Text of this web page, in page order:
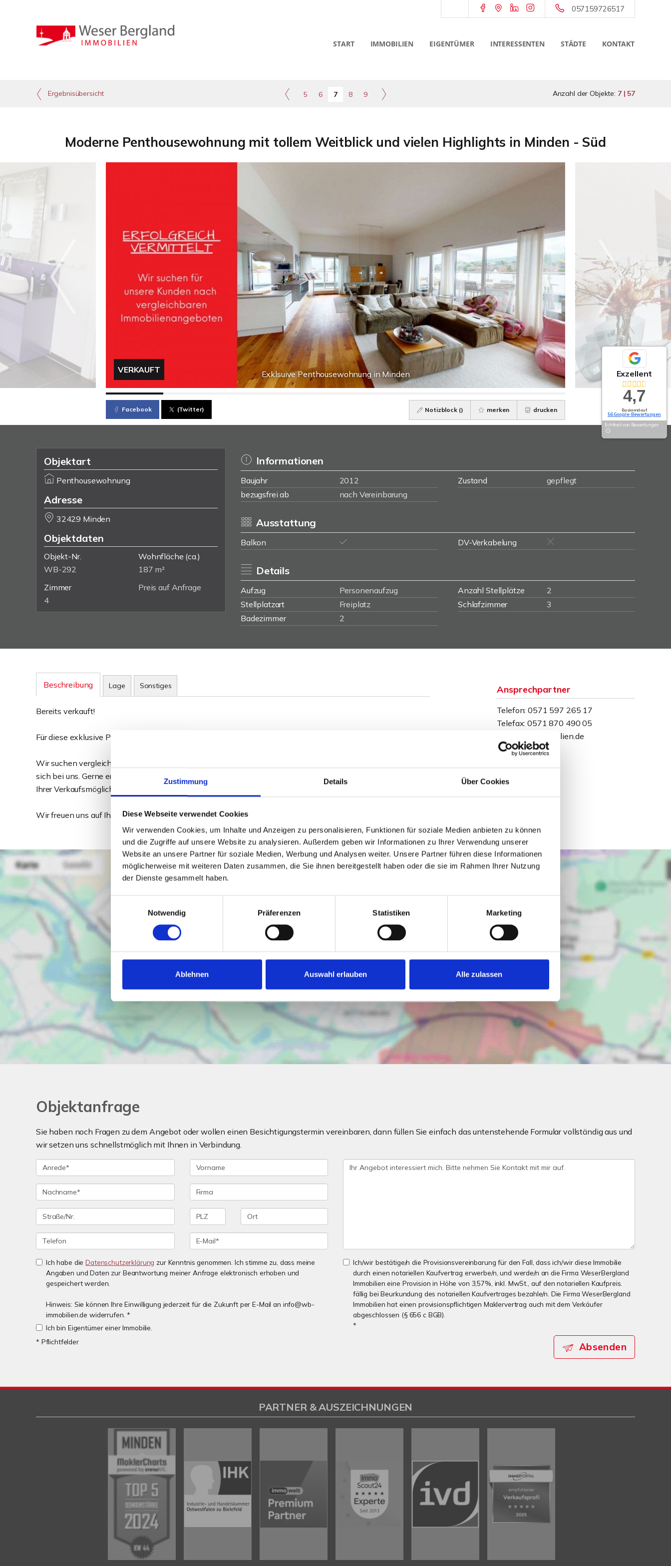
Zustimmung Details Über Cookies
Diese Webseite verwendet Cookies
Wir verwenden Cookies, um Inhalte und Anzeigen zu personalisieren, Funktionen für soziale Medien anbieten zu können
und die Zugriffe auf unsere Website zu analysieren. Außerdem geben wir Informationen zu Ihrer Verwendung unserer
Website an unsere Partner für soziale Medien, Werbung und Analysen weiter. Unsere Partner führen diese Informationen
möglicherweise mit weiteren Daten zusammen, die Sie ihnen bereitgestellt haben oder die sie im Rahmen Ihrer Nutzung
der Dienste gesammelt haben.
Notwendig
Präferenzen Statistiken Marketing
Ablehnen Auswahl erlauben Alle zulassen
057159726517
START IMMOBILIEN EIGENTÜMER INTERESSENTEN STÄDTE KONTAKT
Ergebnisübersicht 5 6 7 8 9 Anzahl der Objekte: 7 | 57
Moderne Penthousewohnung mit tollem Weitblick und vielen Highlights in Minden - Süd
Exklsuive Penthousewohnung in Minden
VERKAUFT
Facebook (Twitter) Notizblock () merken drucken
Objektart
Penthousewohnung
Adresse
32429 Minden
Objektdaten
Objekt-Nr.
WB-292
Wohnfläche (ca.)
187 m²
Zimmer
4
Preis auf Anfrage
Informationen
Baujahr 2012 Zustand
gepflegt
bezugsfrei ab
nach Vereinbarung
Ausstattung
Balkon DV-Verkabelung
Details
Aufzug Personenaufzug Anzahl Stellplätze
2
Stellplatzart
Freiplatz Schlafzimmer
3
Badezimmer
2
Beschreibung Lage Sonstiges
Bereits verkauft!
Für diese exklusive Penthousewohnung haben wir den passenden Käufer finden können.
Wir suchen vergleichbare Immobilien! Wenn Sie über den Verkauf Ihrer Immobilie nachdenken, melden Sie
sich bei uns. Gerne ermitteln wir für Sie den aktuellen Marktwert Ihrer Immobilie und beraten Sie hinsichtlich
Ihrer Verkaufsmöglichkeiten.
Wir freuen uns auf Ihre Kontaktaufnahme!
Ansprechpartner
Telefon: 0571 597 265 17
Telefax: 0571 870 490 05
info@wb-immobilien.de
Ich bin damit einverstanden, dass mir Karten von Google
angezeigt werden. Es gelten die Datenschutzbedingungen
von Google (https://policies.google.com/privacy).
Ich bin einverstanden
Objektanfrage
Sie haben noch Fragen zu dem Angebot oder wollen einen Besichtigungstermin vereinbaren, dann füllen Sie einfach das untenstehende Formular vollständig aus und
wir setzen uns schnellstmöglich mit Ihnen in Verbindung.
Ich habe dieDatenschutzerklärung zur Kenntnis genommen. Ich stimme zu, dass meine
Angaben und Daten zur Beantwortung meiner Anfrage elektronisch erhoben und
gespeichert werden.
Hinweis: Sie können Ihre Einwilligung jederzeit für die Zukunft per E-Mail an info@wb-
immobilien.de widerrufen. *
Ich bin Eigentümer einer Immobilie.
Ich/wir bestätige/n die Provisionsvereinbarung für den Fall, dass ich/wir diese Immobilie
durch einen notariellen Kaufvertrag erwerbe/n, und werde/n an die Firma WeserBergland
Immobilien eine Provision in Höhe von 3,57%, inkl. MwSt., auf den notariellen Kaufpreis.
fällig bei Beurkundung des notariellen Kaufvertrages bezahle/n. Die Firma WeserBergland
Immobilien hat einen provisionspflichtigen Maklervertrag auch mit dem Verkäufer
abgeschlossen (§ 656 c BGB).
*
* Pflichtfelder
Absenden
Exzellent
4,7
Basierend auf
56 Google-Bewertungen
Echtheit von Bewertungen
PARTNER & AUSZEICHNUNGEN